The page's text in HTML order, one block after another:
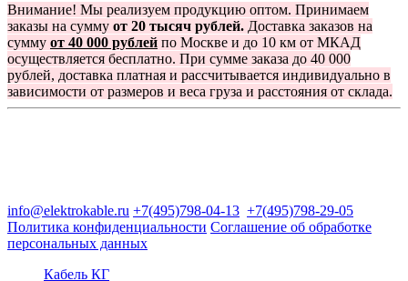
Внимание! Мы реализуем продукцию оптом. Принимаем
заказы на сумму от 20 тысяч рублей. Доставка заказов на
сумму от 40 000 рублей по Москве и до 10 км от МКАД
осуществляется бесплатно. При сумме заказа до 40 000
рублей, доставка платная и рассчитывается индивидуально в
зависимости от размеров и веса груза и расстояния от склада.
info@elektrokable.ru +7(495)798-04-13 +7(495)798-29-05
Политика конфиденциальности Соглашение об обработке
персональных данных
Кабель КГ